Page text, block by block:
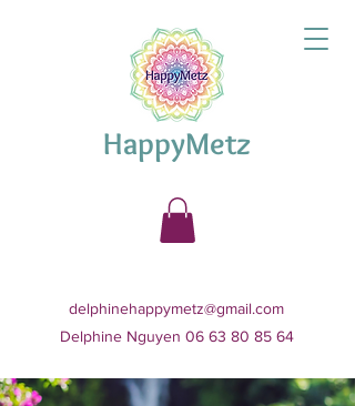
HappyMetz
delphinehappymetz@gmail.com
Delphine Nguyen 06 63 80 85 64